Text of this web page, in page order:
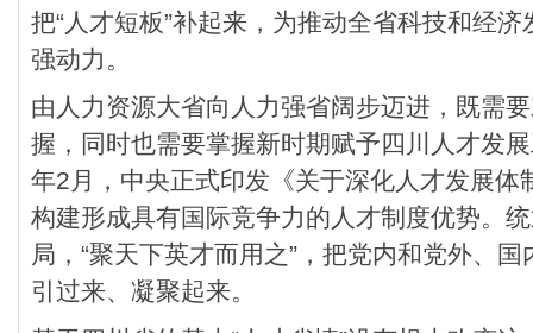
把“人才短板”补起来，为推动全省科技和经
强动力。
由人力资源大省向人力强省阔步迈进，既需
握，同时也需要掌握新时期赋予四川人才发
年2月，中央正式印发《关于深化人才发展体
构建形成具有国际竞争力的人才制度优势。
局，“聚天下英才而用之”，把党内和党外、
引过来、凝聚起来。